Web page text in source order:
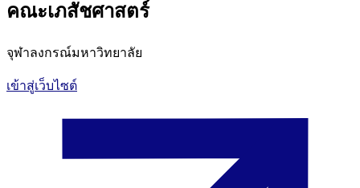
คณะเภสัชศาสตร์
จุฬาลงกรณ์มหาวิทยาลัย
เข้าสู่เว็บไซต์